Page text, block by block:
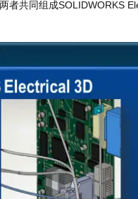
共同组成SOLIDWORKS